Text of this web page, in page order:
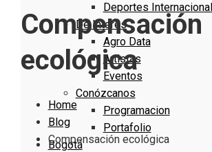
Deportes
De Interés
Agro Data
Artistas
Eventos
Conózcanos
Programacion
Portafolio
Bogotá
Compensación
ecológica
Home
Blog
Compensación ecológica